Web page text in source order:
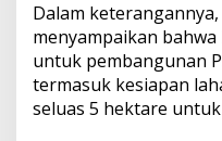
Dalam
menyampaikan
untuk pembangunan
termasuk kesiapan
seluas 5 hektare